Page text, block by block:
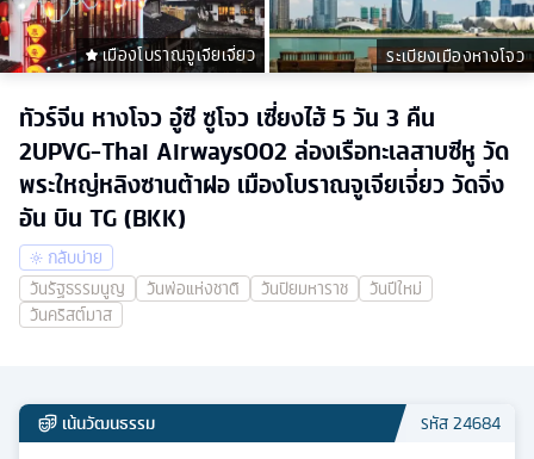
เมืองโบราณจูเจียเจี่ยว ระเบียงเมืองหางโจว
ทัวร์จีน หางโจว อู๋ซี ซูโจว เซี่ยงไฮ้ 5 วัน 3 คืน
2UPVG-Thai Airways002 ล่องเรือทะเลสาบซีหู วัด
พระใหญ่หลิงซานต้าฝอ เมืองโบราณจูเจียเจี่ยว วัดจิ่ง
อัน บิน TG (BKK)
กลับบ่าย
วันรัฐธรรมนูญ
วันพ่อแห่งชาติ วันปิยมหาราช
วันปีใหม่
วันคริสต์มาส
เน้นวัฒนธรรม รหัส24684